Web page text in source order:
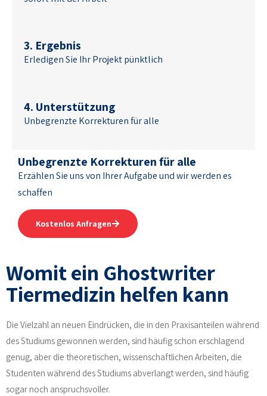
3. Ergebnis
Erledigen Sie Ihr Projekt pünktlich
4. Unterstützung
Unbegrenzte Korrekturen für alle
Unbegrenzte Korrekturen für alle
Erzählen Sie uns von Ihrer Aufgabe und wir werden es
schaffen
Kostenlos Anfragen
Womit ein Ghostwriter
Tiermedizin helfen kann
Die Vielzahl an neuen Eindrücken, die in den Praxisanteilen während
des Studiums gewonnen werden, sind häufig schon erschlagend
genug, aber die theoretischen, wissenschaftlichen Arbeiten, die
Studenten während des Studiums abverlangt werden, sind häufig
sogar noch anspruchsvoller.